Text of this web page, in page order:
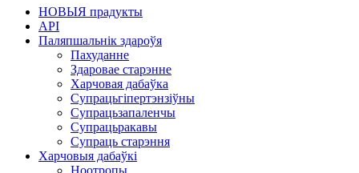
НОВЫЯ прадукты
API
Паляпшальнік здароўя
Пахуданне
Здаровае старэнне
Харчовая дабаўка
Супрацьгіпертэнзіўны
Супрацьзапаленчы
Супрацьракавы
Супраць старэння
Харчовыя дабаўкі
Ноотропы